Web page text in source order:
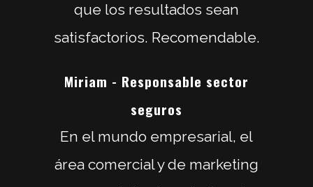
que los resultados sean
satisfactorios. Recomendable.
Miriam - Responsable sector
seguros
En el mundo empresarial, el
área comercial y de marketing